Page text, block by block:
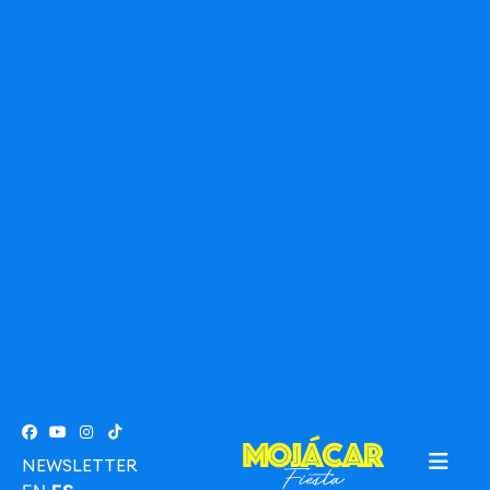
NEWSLETTER